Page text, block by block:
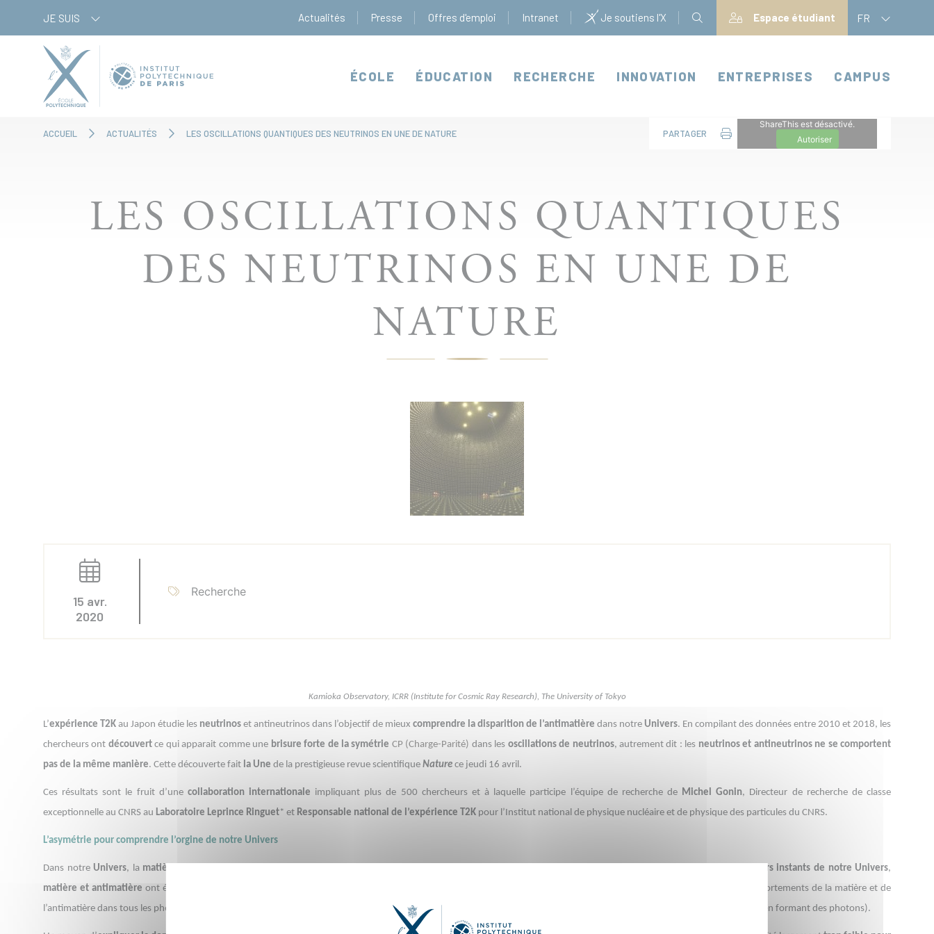
JE SUIS Actualités Presse Offres d'emploi Intranet Je soutiens l'X Espace étudiant FR
ÉCOLE ÉDUCATION RECHERCHE INNOVATION ENTREPRISES CAMPUS
ACCUEIL ACTUALITÉS LES OSCILLATIONS QUANTIQUES DES NEUTRINOS EN UNE DE NATURE PARTAGER
ShareThis est désactivé.
Autoriser
LES OSCILLATIONS QUANTIQUES
DES NEUTRINOS EN UNE DE
NATURE
15 avr.
2020
Recherche
Kamioka Observatory, ICRR (Institute for Cosmic Ray Research), The University of Tokyo
L’expérience T2K au Japon étudie les neutrinos et antineutrinos dans l’objectif de mieux comprendre la disparition de l’antimatière dans notre Univers. En compilant des données entre 2010 et 2018, les
chercheurs ont découvertce qui apparait comme une brisure forte de la symétrie CP (Charge-Parité) dans les oscillations de neutrinos, autrement dit : les neutrinos et antineutrinos ne se comportent
pas de la même manière. Cette découverte fait la Une de la prestigieuse revue scientifique Nature ce jeudi 16 avril.
Ces résultats sont le fruit d’une collaboration internationale impliquant plus de 500 chercheurs et à laquelle participe l’équipe de recherche de Michel Gonin, Directeur de recherche de classe
exceptionnelle au CNRS au Laboratoire Leprince Ringuet* et Responsable national de l’expérience T2K pour l’Institut national de physique nucléaire et de physique des particules du CNRS.
L’asymétrie pour comprendre l’orgine de notre Univers
Dans notre Univers, la matière prédomine premiers instants de notre Univers,
matière et antimatière ont été créées en
des comportements de la matière et de
l’antimatière dans tous les phénomènes, nous devrions retrouver
dans notre Univers , ou alors aucune des deux (elles s’annihilent en formant des photons).